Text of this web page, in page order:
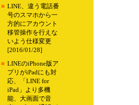
■ LINE、違う電話番
号のスマホから一
方的にアカウント
移管操作を行えな
いよう仕様変更
[2016/01/28]
■ LINEのiPhone版ア
プリがiPadにも対
応、「LINE for
iPad」より多機
能、大画面で音